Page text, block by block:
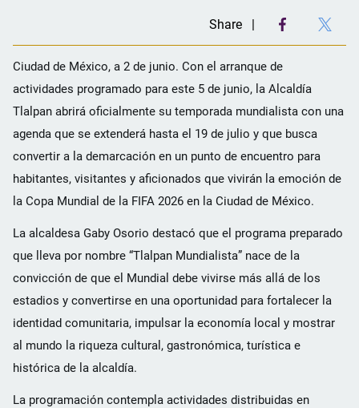
Share
Ciudad de México, a 2 de junio. Con el arranque de
actividades programado para este 5 de junio, la Alcaldía
Tlalpan abrirá oficialmente su temporada mundialista con una
agenda que se extenderá hasta el 19 de julio y que busca
convertir a la demarcación en un punto de encuentro para
habitantes, visitantes y aficionados que vivirán la emoción de
la Copa Mundial de la FIFA 2026 en la Ciudad de México.
La alcaldesa Gaby Osorio destacó que el programa preparado
que lleva por nombre “Tlalpan Mundialista” nace de la
convicción de que el Mundial debe vivirse más allá de los
estadios y convertirse en una oportunidad para fortalecer la
identidad comunitaria, impulsar la economía local y mostrar
al mundo la riqueza cultural, gastronómica, turística e
histórica de la alcaldía.
La programación contempla actividades distribuidas en